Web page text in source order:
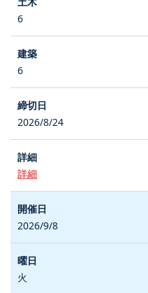
6
6
2026/8/24
詳細
2026/9/8
火